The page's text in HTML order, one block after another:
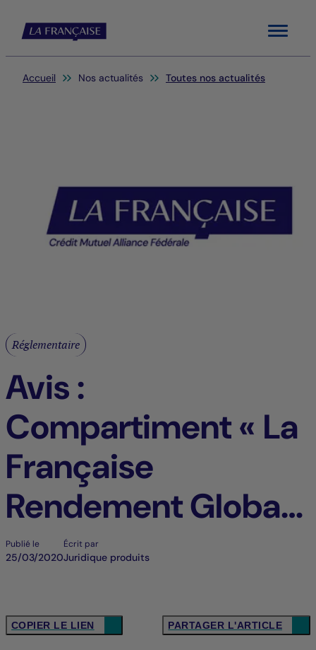
Menu
Vous êtes ici:
Accueil Nos actualités Toutes nos actualités
Réglementaire
Avis :
Compartiment « La
Française
Rendement Global
2028 Plus » de la
Française »
Publié le
25/03/2020
Écrit par
Juridique produits
COPIER LE LIEN PARTAGER L'ARTICLE